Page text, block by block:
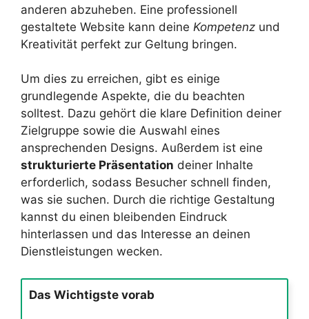
anderen abzuheben. Eine professionell
gestaltete Website kann deine Kompetenz und
Kreativität perfekt zur Geltung bringen.
Um dies zu erreichen, gibt es einige
grundlegende Aspekte, die du beachten
solltest. Dazu gehört die klare Definition deiner
Zielgruppe sowie die Auswahl eines
ansprechenden Designs. Außerdem ist eine
strukturierte Präsentation deiner Inhalte
erforderlich, sodass Besucher schnell finden,
was sie suchen. Durch die richtige Gestaltung
kannst du einen bleibenden Eindruck
hinterlassen und das Interesse an deinen
Dienstleistungen wecken.
Das Wichtigste vorab